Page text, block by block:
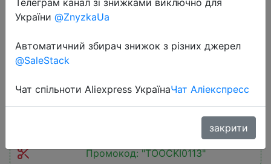
Toocki LED USB Type C Cable 100W
PD Fast Charging Charger 66W/6A
USB-C Type-C Data Cord Cable For
Huawei P50 Xiaomi POCO Samsung
$0.69
Промокод:"TOOCKI0113"
України @ZnyzkaUa
Автоматичний збирач знижок з різних джерел
@SaleStack
Чат спільноти Aliexpress УкраїнаЧат Аліекспресс
закрити